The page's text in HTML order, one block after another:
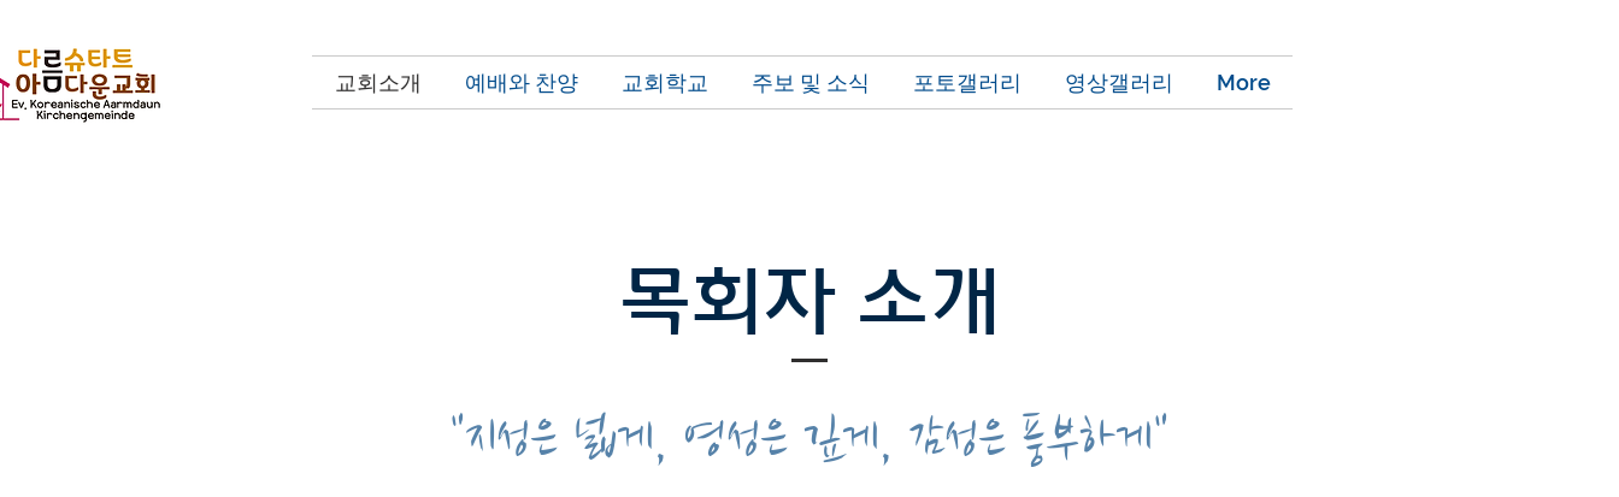
교회소개 예배와 찬양 교회학교 주보 및 소식 포토갤러리 영상갤러리 More
목회자 소개
​"지성은 넓게, 영성은 깊게, 감성은 풍부하게"